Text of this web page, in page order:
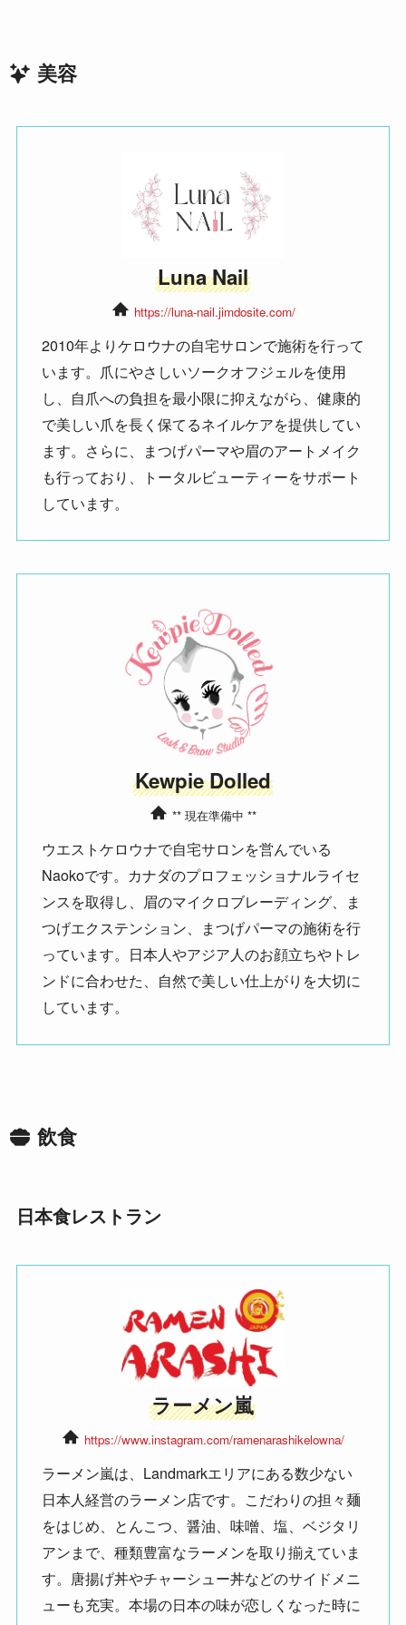
美容
Luna Nail
https://luna-nail.jimdosite.com/
2010年よりケロウナの自宅サロンで施術を行って
います。爪にやさしいソークオフジェルを使用
し、自爪への負担を最小限に抑えながら、健康的
で美しい爪を長く保てるネイルケアを提供してい
ます。さらに、まつげパーマや眉のアートメイク
も行っており、トータルビューティーをサポート
しています。
Kewpie Dolled
** 現在準備中 **
ウエストケロウナで自宅サロンを営んでいる
Naokoです。カナダのプロフェッショナルライセ
ンスを取得し、眉のマイクロブレーディング、ま
つげエクステンション、まつげパーマの施術を行
っています。日本人やアジア人のお顔立ちやトレ
ンドに合わせた、自然で美しい仕上がりを大切に
しています。
飲食
日本食レストラン
ラーメン嵐
https://www.instagram.com/ramenarashikelowna/
ラーメン嵐は、Landmarkエリアにある数少ない
日本人経営のラーメン店です。こだわりの担々麺
をはじめ、とんこつ、醤油、味噌、塩、ベジタリ
アンまで、種類豊富なラーメンを取り揃えていま
す。唐揚げ丼やチャーシュー丼などのサイドメニ
ューも充実。本場の日本の味が恋しくなった時に